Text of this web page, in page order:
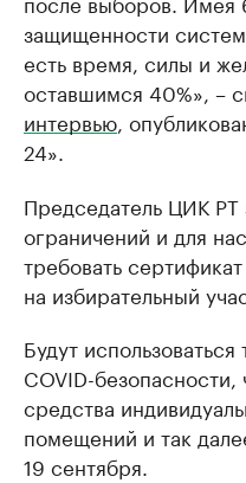
защищенности
есть время, силы и
оставшимся 40%», –
интервью,
24».
Председатель ЦИК РТ
ограничений и для
требовать
на избирательный
Будут
COVID-
средства
помещений и так
19 сентября.